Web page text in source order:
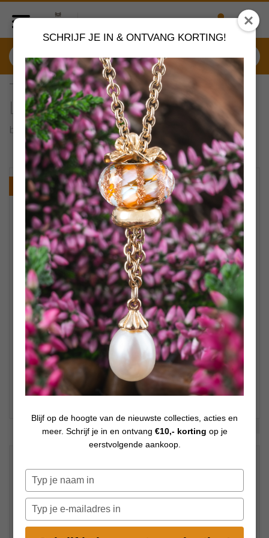
SCHRIJF JE IN & ONTVANG KORTING!
Blijf op de hoogte van de nieuwste collecties, acties en
meer. Schrijf je in en ontvang €10,- korting op je
eerstvolgende aankoop.
Typ
je
naam
Typ
je
e-
TAGBE-10267 Trollbeads
Liefdeslied
by Trollbeads sieraden
VERDER SHOPPEN
Bekijk meer foto's
NIEUW
€39,00 Op voorraad